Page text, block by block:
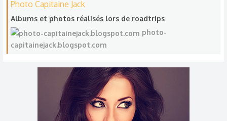
Photo Capitaine Jack
Albums et photos réalisés lors de roadtrips
photo-
capitainejack.blogspot.com